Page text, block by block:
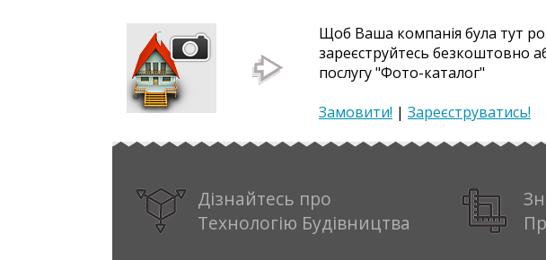
Щоб Ваша компанія була тут
зареєструйтесь безкоштовно
послугу "Фото-каталог"
Замовити! | Зареєструватись!
Дізнайтесь про
Технологію Будівництва